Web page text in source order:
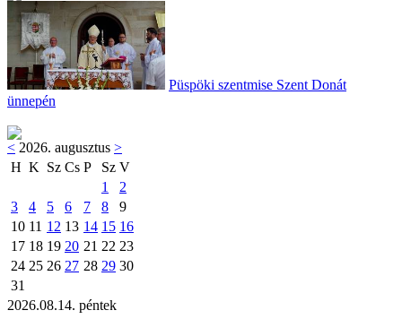
Püspöki szentmise Szent Donát
ünnepén
< 2026. augusztus >
H K Sz Cs P Sz V
1
2
3
4 5 6 7 8
9
10 11 12 13 14 15 16
17 18 19 20 21 22 23
24 25 26 27 28 29 30
31
2026.08.14. péntek